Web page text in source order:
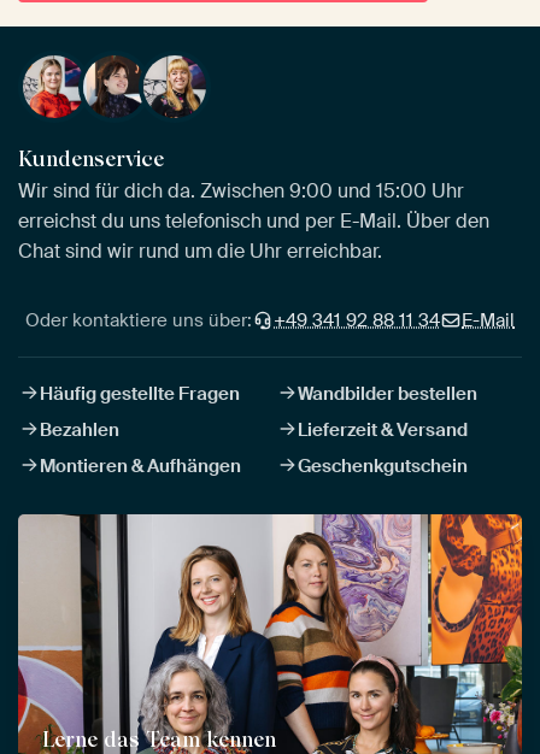
Kundenservice
Wir sind für dich da. Zwischen 9:00 und 15:00 Uhr
erreichst du uns telefonisch und per E-Mail. Über den
Chat sind wir rund um die Uhr erreichbar.
Oder kontaktiere uns über: +49 341 92 88 11 34 E-Mail
Häufig gestellte Fragen
Wandbilder bestellen
Bezahlen
Lieferzeit & Versand
Montieren & Aufhängen
Geschenkgutschein
Lerne das Team kennen